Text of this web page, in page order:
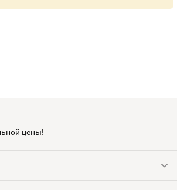
цены!